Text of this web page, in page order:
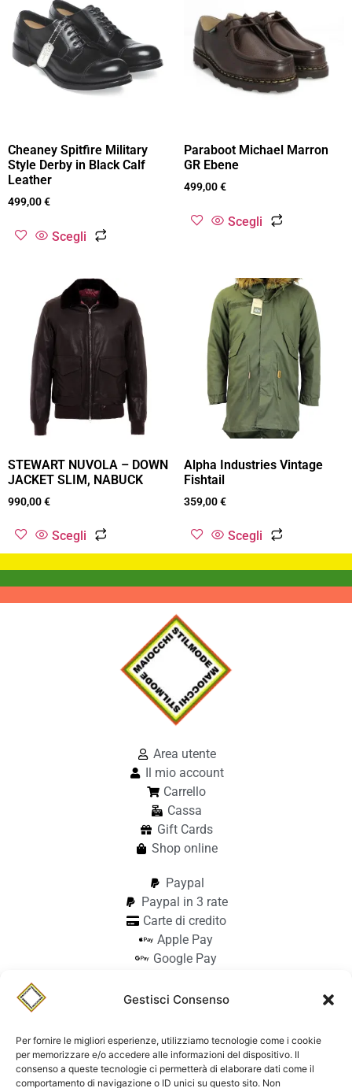
Gestisci Consenso
Per fornire le migliori esperienze, utilizziamo tecnologie come i cookie
per memorizzare e/o accedere alle informazioni del dispositivo. Il
consenso a queste tecnologie ci permetterà di elaborare dati come il
comportamento di navigazione o ID unici su questo sito. Non
Cheaney Spitfire Military
Style Derby in Black Calf
Leather
499,00€
Scegli
Paraboot Michael Marron
GR Ebene
499,00€
Scegli
STEWART NUVOLA – DOWN
JACKET SLIM, NABUCK
990,00€
Scegli
Alpha Industries Vintage
Fishtail
359,00€
Scegli
Area utente
Il mio account
Carrello
Cassa
Gift Cards
Shop online
Paypal
Paypal in 3 rate
Carte di credito
Apple Pay
Google Pay
Pagamento alla consegna
StilmodeMaiocchi